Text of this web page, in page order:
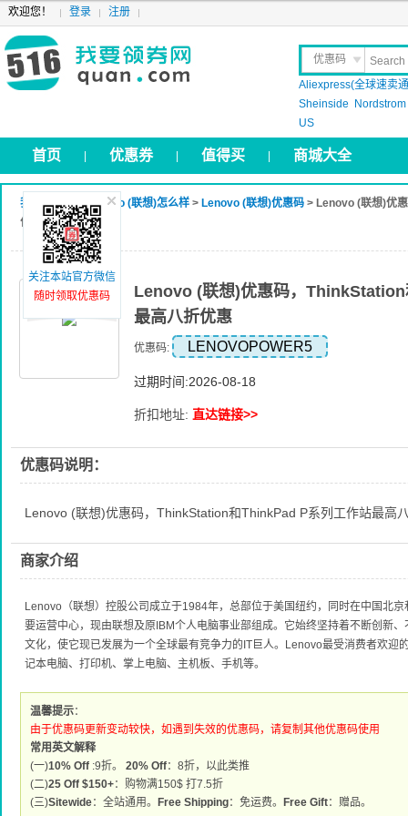
欢迎您！ 登录 注册
优惠码
晒 单
Aliexpress(全球速卖
Sheinside
US
首页 优惠券 值得买 商城大全
我要领券网 >Lenovo (联想)怎么样 > Lenovo (联想)优惠码 > Lenovo (联想)优
作站最高八折优惠
Lenovo (联想)优惠码，
最高八折优惠
优惠码: LENOVOPOWER5
过期时间:2026-08-18
折扣地址: 直达链接>>
优惠码说明：
Lenovo (联想)优惠码，ThinkStation和ThinkPad P系列工作站最高
商家介绍
Lenovo（联想）控股公司成立于1984年，总部位于美国纽约，同时在中国北
要运营中心，现由联想及原IBM个人电脑事业部组成。它始终坚持着不断创新
文化，使它现已发展为一个全球最有竞争力的IT巨人。Lenovo最受消费者欢迎
记本电脑、打印机、掌上电脑、主机板、手机等。
温馨提示：
由于优惠码更新变动较快，如遇到失效的优惠码，请复制其他优惠码使用
常用英文解释
(一)10% Off :9折。 20% Off：8折，以此类推
(二)25 Off $150+：购物满150$ 打7.5折
(三)Sitewide：全站通用。 Free Shipping：免运费。 Free Gift：赠品。
关注本站官方微信
随时领取优惠码